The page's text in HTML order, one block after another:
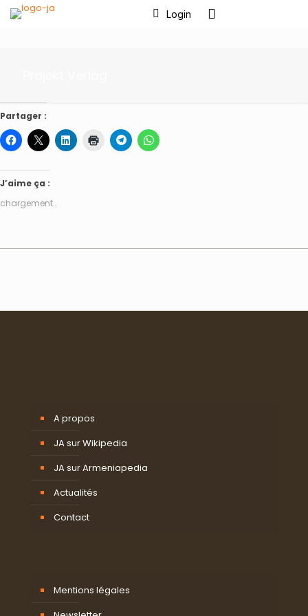
Login
Partager :
J’aime ça :
chargement…
A propos
JA sur Wikipedia
JA sur Armeniapedia
Actualités
Contact
Mentions légales